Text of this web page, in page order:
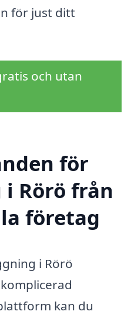
för just ditt
och utan
för
Rörö från
företag
i Rörö
kan du